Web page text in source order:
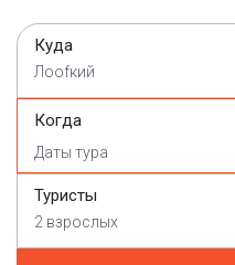
Куда
Лооfкий
Когда
Туристы
2 взрослых